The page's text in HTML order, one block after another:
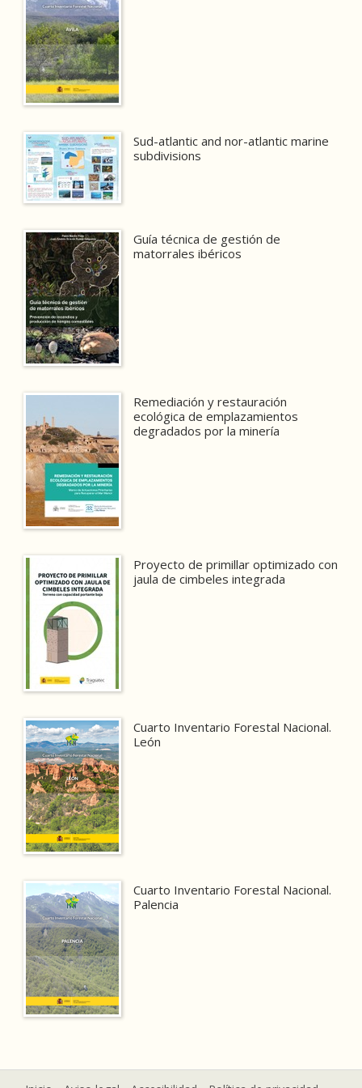
Sud-atlantic and nor-atlantic marine
subdivisions
Guía técnica de gestión de
matorrales ibéricos
Remediación y restauración
ecológica de emplazamientos
degradados por la minería
Proyecto de primillar optimizado con
jaula de cimbeles integrada
Cuarto Inventario Forestal Nacional.
León
Cuarto Inventario Forestal Nacional.
Palencia